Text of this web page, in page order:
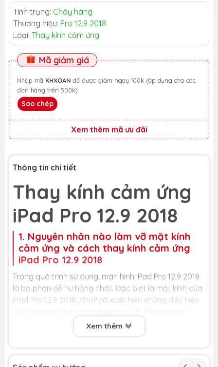
Tình trạng: Cháy hàng
Thương hiệu: Pro 12.9 2018
Loại: Thay kính cảm ứng
Mã giảm giá
Nhập mã KHXOAN
đơn hàng trên 500k)
Sao chép
Xem thêm mã ưu đãi
Thông tin chi tiết
Thay kính cảm ứng
iPad Pro 12.9 2018
1. Nguyên nhân nào làm vỡ mặt kính
cảm ứng và cách thay kính cảm ứng
iPad Pro 12.9 2018
Trong quá trình sử dụng, màn hình iPad Pro 12.9 2018
là bộ phận dễ hư hỏng nhất. Đặc biệt là mặt kính của
iPad Pro 12.9 2018. Khi iPad xuất hiện những dấu hiệu
động, bạn nên mang điện thoại của mình đến trung
tâm sửa chữa điện thoại uy tín để thay mặt kính cảm
ứng, tránh ảnh hưởng đến các bộ phận khác của
máy và đảm bảo được tính thẩm mỹ.
Xem thêm